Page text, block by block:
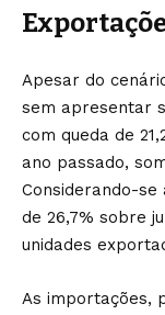
Apesar do
sem apresentar
com queda de
ano passado,
Considerando-se
de 26,7% sobre
unidades
As importações,